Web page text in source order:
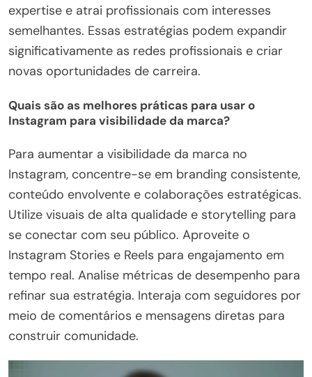
expertise e atrai profissionais com interesses
semelhantes. Essas estratégias podem expandir
significativamente as redes profissionais e criar
novas oportunidades de carreira.
Quais são as melhores práticas para usar o
Instagram para visibilidade da marca?
Para aumentar a visibilidade da marca no
Instagram, concentre-se em branding consistente,
conteúdo envolvente e colaborações estratégicas.
Utilize visuais de alta qualidade e storytelling para
se conectar com seu público. Aproveite o
Instagram Stories e Reels para engajamento em
tempo real. Analise métricas de desempenho para
refinar sua estratégia. Interaja com seguidores por
meio de comentários e mensagens diretas para
construir comunidade.